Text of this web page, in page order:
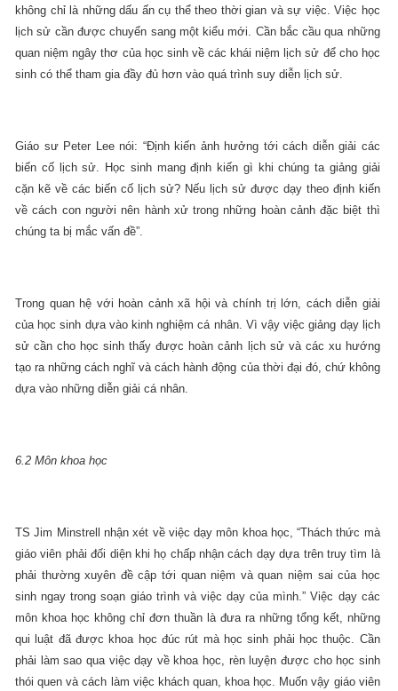
không chỉ là những dấu ấn cụ thể theo thời gian và sự việc. Việc học
lịch sử cần được chuyển sang một kiểu mới. Cần bắc cầu qua những
quan niệm ngây thơ của học sinh về các khái niệm lịch sử để cho học
sinh có thể tham gia đầy đủ hơn vào quá trình suy diễn lịch sử.
Giáo sư Peter Lee nói: “Định kiến ảnh hưởng tới cách diễn giải các
biến cố lịch sử. Học sinh mang định kiến gì khi chúng ta giảng giải
cặn kẽ về các biến cố lịch sử? Nếu lịch sử được dạy theo định kiến
về cách con người nên hành xử trong những hoàn cảnh đặc biệt thì
chúng ta bị mắc vấn đề”.
Trong quan hệ với hoàn cảnh xã hội và chính trị lớn, cách diễn giải
của học sinh dựa vào kinh nghiệm cá nhân. Vì vậy việc giảng dạy lịch
sử cần cho học sinh thấy được hoàn cảnh lịch sử và các xu hướng
tạo ra những cách nghĩ và cách hành động của thời đại đó, chứ không
dựa vào những diễn giải cá nhân.
6.2 Môn khoa học
TS Jim Minstrell nhận xét về việc dạy môn khoa học, “Thách thức mà
giáo viên phải đối diện khi họ chấp nhận cách dạy dựa trên truy tìm là
phải thường xuyên đề cập tới quan niệm và quan niệm sai của học
sinh ngay trong soạn giáo trình và việc dạy của mình.” Việc dạy các
môn khoa học không chỉ đơn thuần là đưa ra những tổng kết, những
qui luật đã được khoa học đúc rút mà học sinh phải học thuộc. Cần
phải làm sao qua việc dạy về khoa học, rèn luyện được cho học sinh
thói quen và cách làm việc khách quan, khoa học. Muốn vậy giáo viên